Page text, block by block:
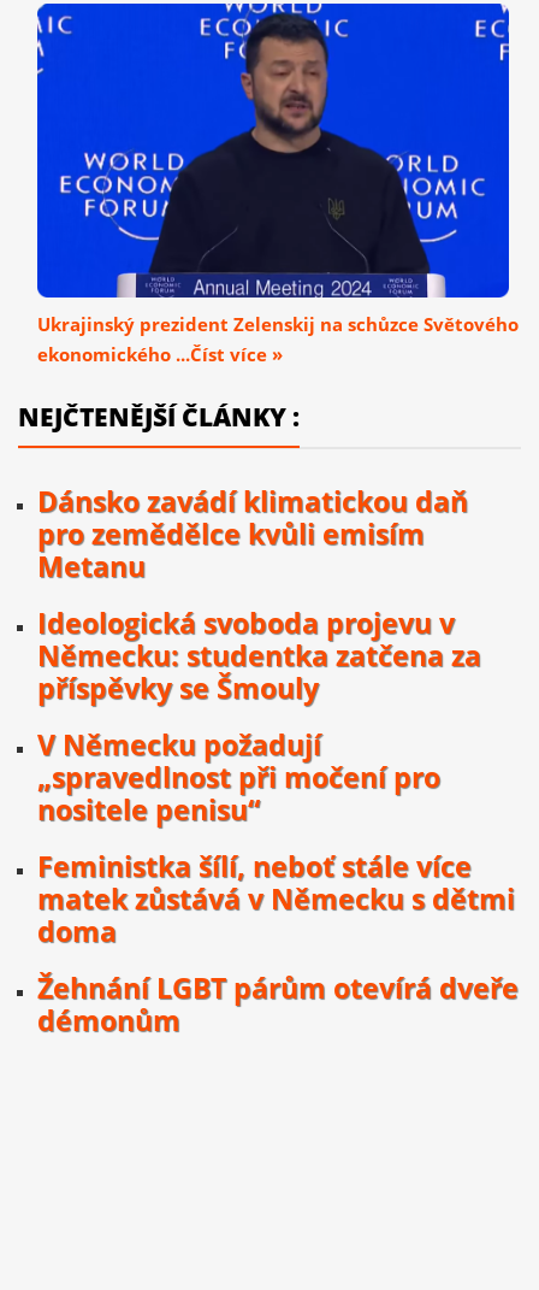
Ukrajinský prezident Zelenskij na schůzce Světového
ekonomického ...Číst více »
NEJČTENĚJŠÍ ČLÁNKY :
Dánsko zavádí klimatickou daň
pro zemědělce kvůli emisím
Metanu
Ideologická svoboda projevu v
Německu: studentka zatčena za
příspěvky se Šmouly
V Německu požadují
„spravedlnost při močení pro
nositele penisu“
Feministka šílí, neboť stále více
matek zůstává v Německu s dětmi
doma
Žehnání LGBT párům otevírá dveře
démonům